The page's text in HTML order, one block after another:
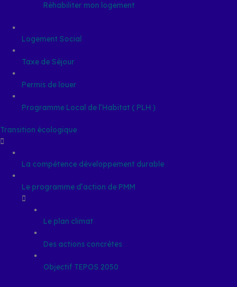
Réhabiliter mon logement
Logement Social
Taxe de Séjour
Permis de louer
Programme Local de l’Habitat ( PLH )
Transition écologique
La compétence développement durable
Le programme d’action de PMM
Le plan climat
Des actions concrètes
Objectif TEPOS 2050